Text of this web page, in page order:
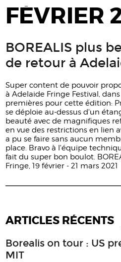
FÉVRIER
BOREALIS plus
de retour à
Super content de pouvoir
à Adelaide Fringe Festival,
premières pour cette édition:
se déploie au-dessus d'un
beauté avec de magnifiques
en vue des restrictions en lien
a pu se faire sans aucun
place. Bravo à l'équipe
fait du super bon boulot.
Fringe, 19 février - 21 mars 2021
ARTICLES RÉCENTS
Borealis on tour : US
MIT